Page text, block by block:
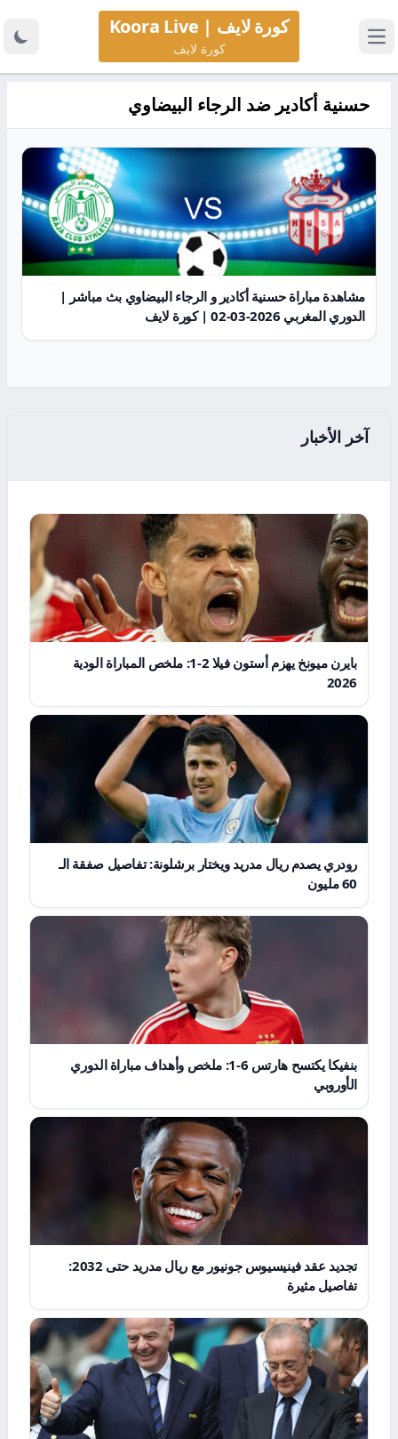
كورة لايف | Koora Live
كورة لايف
حسنية أكادير ضد الرجاء البيضاوي
مشاهدة مباراة حسنية أكادير و الرجاء البيضاوي بث مباشر |
الدوري المغربي 2026-03-02 | كورة لايف
آخر الأخبار
بايرن ميونخ يهزم أستون فيلا 2-1: ملخص المباراة الودية
2026
رودري يصدم ريال مدريد ويختار برشلونة: تفاصيل صفقة الـ
60 مليون
بنفيكا يكتسح هارتس 6-1: ملخص وأهداف مباراة الدوري
الأوروبي
تجديد عقد فينيسيوس جونيور مع ريال مدريد حتى 2032:
تفاصيل مثيرة